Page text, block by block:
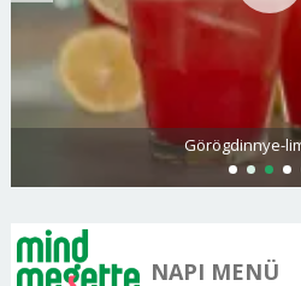
Görögdinnye-
NAPI MENÜ